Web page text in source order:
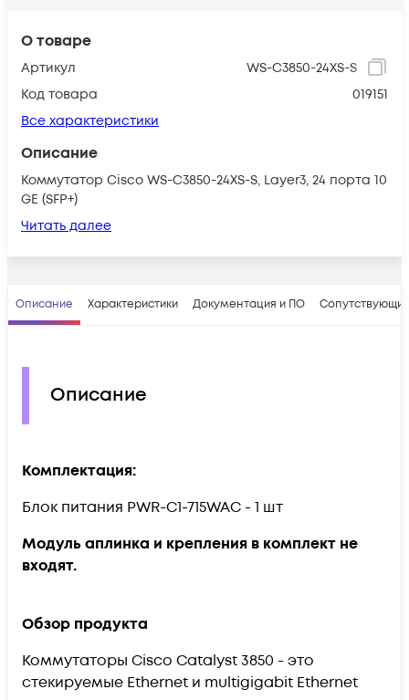
О товаре
Артикул
WS-C3850-24XS-S
Код товара
019151
Все характеристики
Описание
Коммутатор Cisco WS-C3850-24XS-S, Layer3, 24 порта 10
GE (SFP+)
Читать далее
Описание Характеристики Документация и ПО
Описание
Комплектация:
Блок питания PWR-C1-715WAC - 1 шт
Модуль аплинка и крепления в комплект не
входят.
Обзор продукта
Коммутаторы Cisco Catalyst 3850 - это
стекируемые Ethernet и multigigabit Ethernet